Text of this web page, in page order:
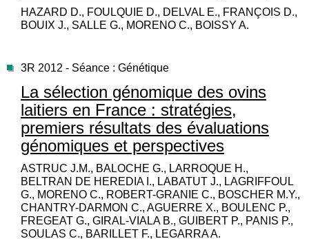
HAZARD D., FOULQUIE D., DELVAL E., FRANÇOIS D.,
BOUIX J., SALLE G., MORENO C., BOISSY A.
3R 2012 - Séance : Génétique
La sélection génomique des ovins
laitiers en France : stratégies,
premiers résultats des évaluations
génomiques et perspectives
ASTRUC J.M., BALOCHE G., LARROQUE H.,
BELTRAN DE HEREDIA I., LABATUT J., LAGRIFFOUL
G., MORENO C., ROBERT-GRANIE C., BOSCHER M.Y.,
CHANTRY-DARMON C., AGUERRE X., BOULENC P.,
FREGEAT G., GIRAL-VIALA B., GUIBERT P., PANIS P.,
SOULAS C., BARILLET F., LEGARRA A.